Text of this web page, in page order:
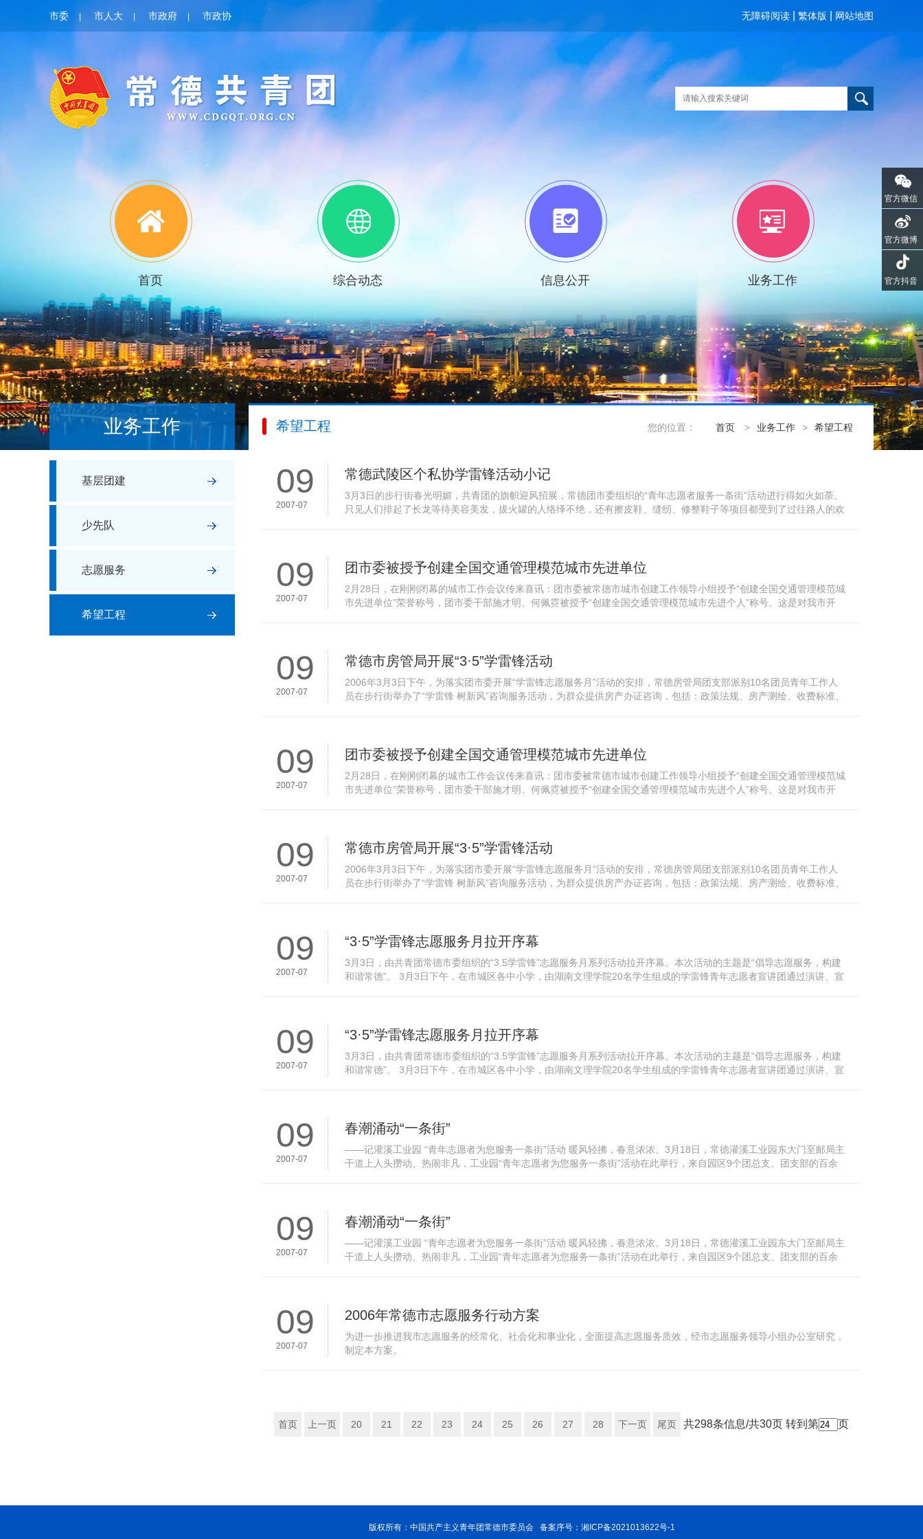
市委 市人大 市政府 市政协 无障碍阅读 繁体版 网站地图
首页 综合动态 信息公开 业务工作
业务工作
基层团建
少先队
志愿服务
希望工程
希望工程 您的位置： 首页 > 业务工作 > 希望工程
09
2007-07
常德武陵区个私协学雷锋活动小记
3月3日的步行街春光明媚，共青团的旗帜迎风招展，常德团市委组织的“青年志愿者服务一条街”活动进行得如火如荼。
只见人们排起了长龙等待美容美发，拔火罐的人络绎不绝，还有擦皮鞋、缝纫、修整鞋子等项目都受到了过往路人的欢
09
2007-07
团市委被授予创建全国交通管理模范城市先进单位
2月28日，在刚刚闭幕的城市工作会议传来喜讯：团市委被常德市城市创建工作领导小组授予“创建全国交通管理模范城
市先进单位”荣誉称号，团市委干部施才明、何佩霓被授予“创建全国交通管理模范城市先进个人”称号。这是对我市开
09
2007-07
常德市房管局开展“3·5”学雷锋活动
2006年3月3日下午，为落实团市委开展“学雷锋志愿服务月”活动的安排，常德房管局团支部派别10名团员青年工作人
员在步行街举办了“学雷锋 树新风”咨询服务活动，为群众提供房产办证咨询，包括：政策法规、房产测绘、收费标准、
09
2007-07
团市委被授予创建全国交通管理模范城市先进单位
2月28日，在刚刚闭幕的城市工作会议传来喜讯：团市委被常德市城市创建工作领导小组授予“创建全国交通管理模范城
市先进单位”荣誉称号，团市委干部施才明、何佩霓被授予“创建全国交通管理模范城市先进个人”称号。这是对我市开
09
2007-07
常德市房管局开展“3·5”学雷锋活动
2006年3月3日下午，为落实团市委开展“学雷锋志愿服务月”活动的安排，常德房管局团支部派别10名团员青年工作人
员在步行街举办了“学雷锋 树新风”咨询服务活动，为群众提供房产办证咨询，包括：政策法规、房产测绘、收费标准、
09
2007-07
“3·5”学雷锋志愿服务月拉开序幕
3月3日，由共青团常德市委组织的“3.5学雷锋”志愿服务月系列活动拉开序幕。本次活动的主题是“倡导志愿服务，构建
和谐常德”。 3月3日下午，在市城区各中小学，由湖南文理学院20名学生组成的学雷锋青年志愿者宣讲团通过演讲、宣
09
2007-07
“3·5”学雷锋志愿服务月拉开序幕
3月3日，由共青团常德市委组织的“3.5学雷锋”志愿服务月系列活动拉开序幕。本次活动的主题是“倡导志愿服务，构建
和谐常德”。 3月3日下午，在市城区各中小学，由湖南文理学院20名学生组成的学雷锋青年志愿者宣讲团通过演讲、宣
09
2007-07
春潮涌动“一条街”
——记灌溪工业园 “青年志愿者为您服务一条街”活动 暖风轻拂，春意浓浓。3月18日，常德灌溪工业园东大门至邮局主
干道上人头攒动、热闹非凡，工业园“青年志愿者为您服务一条街”活动在此举行，来自园区9个团总支、团支部的百余
09
2007-07
春潮涌动“一条街”
——记灌溪工业园 “青年志愿者为您服务一条街”活动 暖风轻拂，春意浓浓。3月18日，常德灌溪工业园东大门至邮局主
干道上人头攒动、热闹非凡，工业园“青年志愿者为您服务一条街”活动在此举行，来自园区9个团总支、团支部的百余
09
2007-07
2006年常德市志愿服务行动方案
为进一步推进我市志愿服务的经常化、社会化和事业化，全面提高志愿服务质效，经市志愿服务领导小组办公室研究，
制定本方案。
首页 上一页 20 21 22 23 24 25 26 27 28 下一页 尾页 共298条信息/共30页 转到第 页
版权所有：中国共产主义青年团常德市委员会 备案序号： 湘ICP备2021013622号-1
官方微信
官方微博
官方抖音